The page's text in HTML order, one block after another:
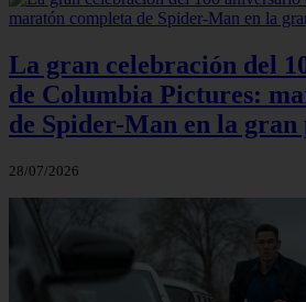
La gran celebración del
de Columbia Pictures:
de Spider-Man en la gran
28/07/2026